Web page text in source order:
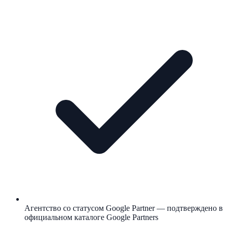
Агентство со статусом Google Partner — подтверждено в
официальном каталоге Google Partners